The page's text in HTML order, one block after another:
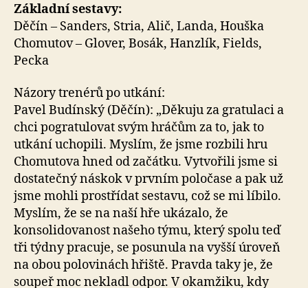
Základní sestavy:
Děčín – Sanders, Stria, Alič, Landa, Houška
Chomutov – Glover, Bosák, Hanzlík, Fields,
Pecka
Názory trenérů po utkání:
Pavel Budínský (Děčín): „Děkuju za gratulaci a
chci pogratulovat svým hráčům za to, jak to
utkání uchopili. Myslím, že jsme rozbili hru
Chomutova hned od začátku. Vytvořili jsme si
dostatečný náskok v prvním poločase a pak už
jsme mohli prostřídat sestavu, což se mi líbilo.
Myslím, že se na naší hře ukázalo, že
konsolidovanost našeho týmu, který spolu teď
tři týdny pracuje, se posunula na vyšší úroveň
na obou polovinách hřiště. Pravda taky je, že
soupeř moc nekladl odpor. V okamžiku, kdy